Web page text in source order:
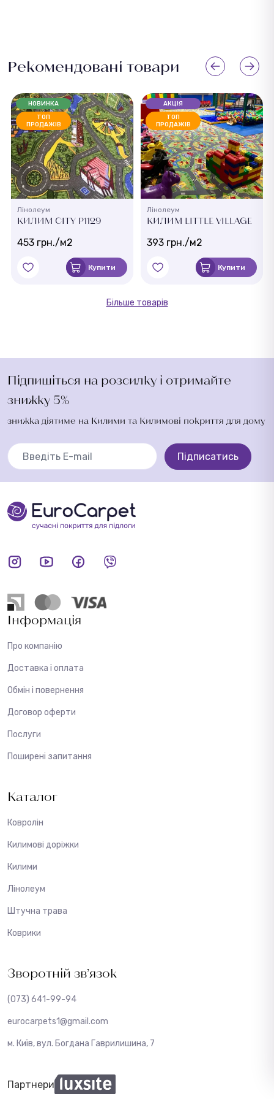
Рекомендовані товари
НОВИНКА
ТОП
ПРОДАЖІВ
Лінолеум
КИЛИМ CITY P1129
453 грн./м2
Купити
АКЦІЯ
ТОП
ПРОДАЖІВ
Лінолеум
КИЛИМ LITTLE VILLAGE
393 грн./м2
Купити
Більше товарів
Підпишіться на розсилку і отримайте
знижку 5%
знижка діятиме на Килими та Килимові покриття для дому
Підписатись
Інформація
Про компанію
Доставка і оплата
Обмін і повернення
Договор оферти
Послуги
Поширені запитання
Каталог
Ковролін
Килимові доріжки
Килими
Лінолеум
Штучна трава
Коврики
Зворотній зв’язок
(073) 641-99-94
eurocarpets1@gmail.com
м. Київ, вул. Богдана Гаврилишина, 7
Партнери